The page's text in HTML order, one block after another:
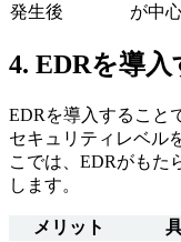
発生後
が中
4. EDRを導
EDRを導入すること
セキュリティレベル
こでは、EDRがもた
します。
メリット